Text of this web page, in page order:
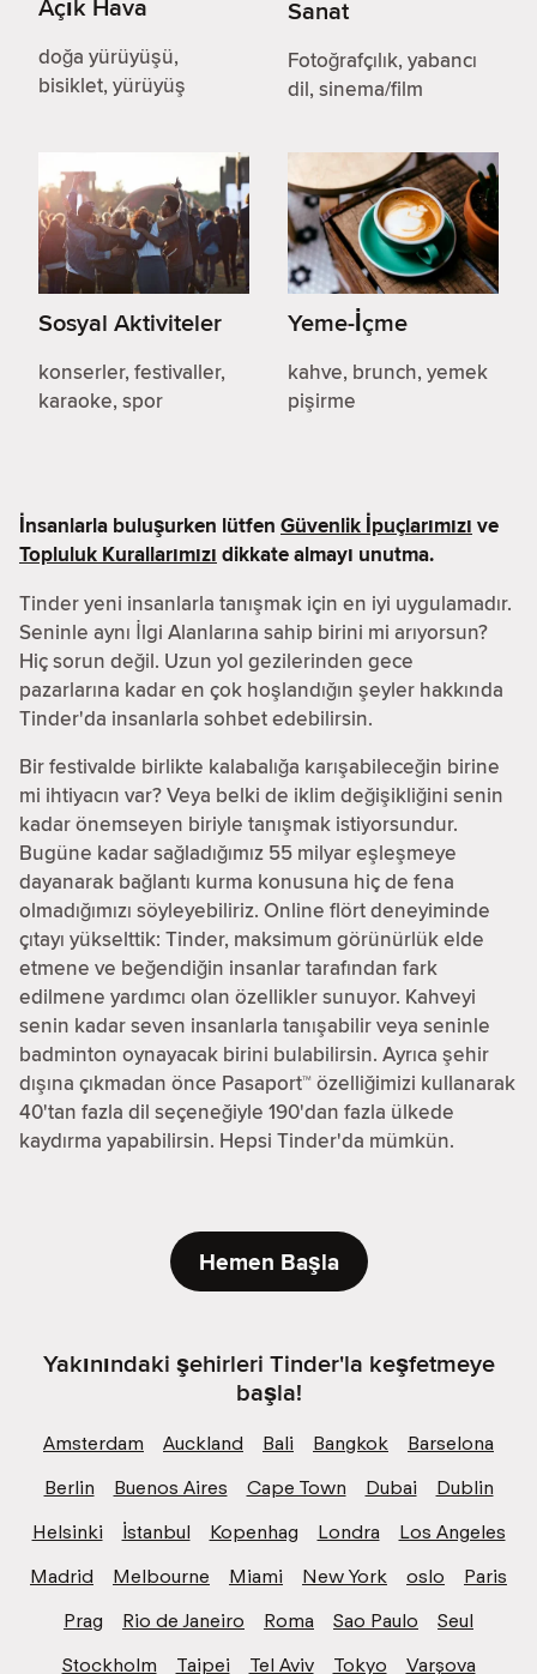
Açık Hava
doğa yürüyüşü,
bisiklet, yürüyüş
Sanat
Fotoğrafçılık, yabancı
dil, sinema/film
Sosyal Aktiviteler
konserler, festivaller,
karaoke, spor
Yeme-İçme
kahve, brunch, yemek
pişirme
İnsanlarla buluşurken lütfen Güvenlik İpuçlarımızı ve
Topluluk Kurallarımızı dikkate almayı unutma.
Tinder yeni insanlarla tanışmak için en iyi uygulamadır.
Seninle aynı İlgi Alanlarına sahip birini mi arıyorsun?
Hiç sorun değil. Uzun yol gezilerinden gece
pazarlarına kadar en çok hoşlandığın şeyler hakkında
Tinder'da insanlarla sohbet edebilirsin.
Bir festivalde birlikte kalabalığa karışabileceğin birine
mi ihtiyacın var? Veya belki de iklim değişikliğini senin
kadar önemseyen biriyle tanışmak istiyorsundur.
Bugüne kadar sağladığımız 55 milyar eşleşmeye
dayanarak bağlantı kurma konusuna hiç de fena
olmadığımızı söyleyebiliriz. Online flört deneyiminde
çıtayı yükselttik: Tinder, maksimum görünürlük elde
etmene ve beğendiğin insanlar tarafından fark
edilmene yardımcı olan özellikler sunuyor. Kahveyi
senin kadar seven insanlarla tanışabilir veya seninle
badminton oynayacak birini bulabilirsin. Ayrıca şehir
dışına çıkmadan önce Pasaport™ özelliğimizi kullanarak
40'tan fazla dil seçeneğiyle 190'dan fazla ülkede
kaydırma yapabilirsin. Hepsi Tinder'da mümkün.
Hemen Başla
Yakınındaki şehirleri Tinder'la keşfetmeye
başla!
Amsterdam Auckland Bali Bangkok
Barselona
Berlin
Buenos Aires Cape Town Dubai
Dublin
Helsinki
İstanbul Kopenhag Londra
Los Angeles
Madrid
Melbourne Miami New York oslo
Paris
Prag
Rio de Janeiro Roma Sao Paulo
Seul
Stockholm
Taipei Tel Aviv Tokyo Varşova